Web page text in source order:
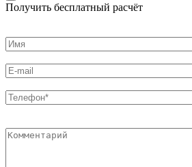
Получить бесплатный расчёт